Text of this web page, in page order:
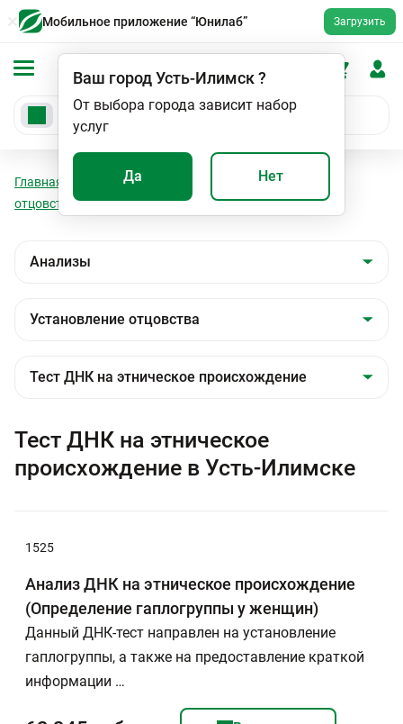
Мобильное приложение “Юнилаб” Загрузить
Ваш городУсть-Илимск?
От выбора города зависит набор
услуг
Да Нет
Главная Анализы
Установление
отцовства
Тест ДНК на этническое происхождение
Тест ДНК на этническое
происхождение в Усть-Илимске
1525
Анализ ДНК на этническое происхождение
(Определение гаплогруппы у женщин)
Данный ДНК-тест направлен на установление
гаплогруппы, а также на предоставление краткой
информации …